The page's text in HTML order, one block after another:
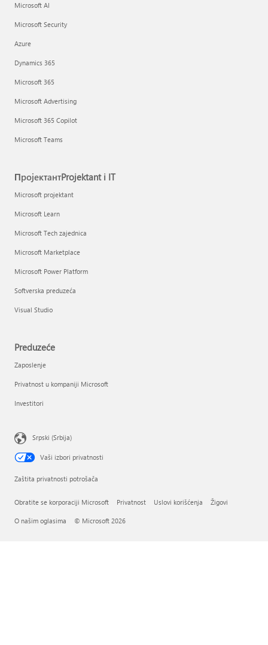
Microsoft AI
Microsoft Security
Azure
Dynamics 365
Microsoft 365
Microsoft Advertising
Microsoft 365 Copilot
Microsoft Teams
ПројектантProjektant i IT
Microsoft projektant
Microsoft Learn
Microsoft Tech zajednica
Microsoft Marketplace
Microsoft Power Platform
Softverska preduzeća
Visual Studio
Preduzeće
Zaposlenje
Privatnost u kompaniji Microsoft
Investitori
Srpski (Srbija)
Vaši izbori privatnosti
Zaštita privatnosti potrošača
Obratite se korporaciji Microsoft Privatnost Uslovi korišćenja Žigovi
O našim oglasima © Microsoft 2026